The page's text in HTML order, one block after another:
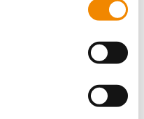
Adresse und
Daten von anderen
mitunter auch, wenn Sie
Geräte verwenden,
(insb. die USA)
ist kein der EU